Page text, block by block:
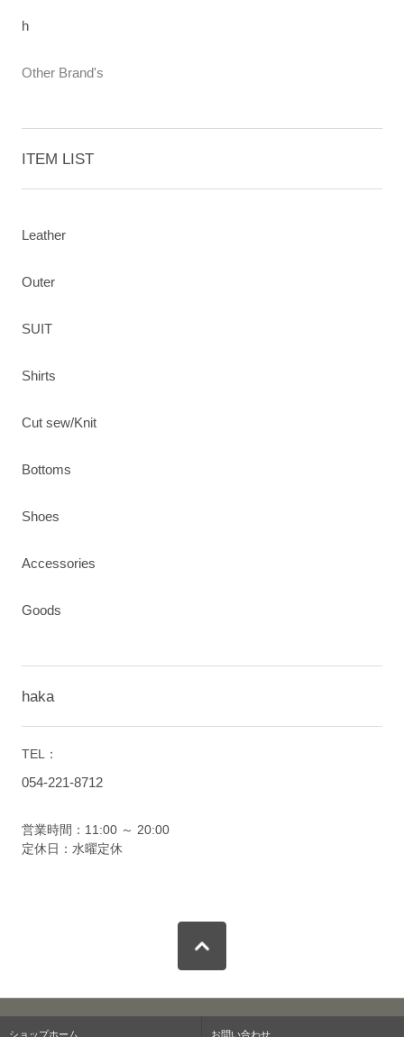
h
Other Brand's
ITEM LIST
Leather
Outer
SUIT
Shirts
Cut sew/Knit
Bottoms
Shoes
Accessories
Goods
haka
TEL：
054-221-8712
営業時間：11:00 ～ 20:00
定休日：水曜定休
ショップホーム お問い合わせ